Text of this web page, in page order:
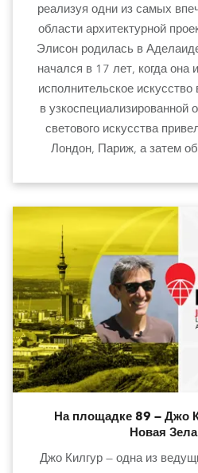
реализуя одни из самых
области архитектурной
Элисон родилась в
начался в 17 лет, когда она
исполнительское
в узкоспециализированной
светового искусства
Лондон, Париж, а затем
На площадке 89 — Джо
Новая
Джо Килгур — одна из